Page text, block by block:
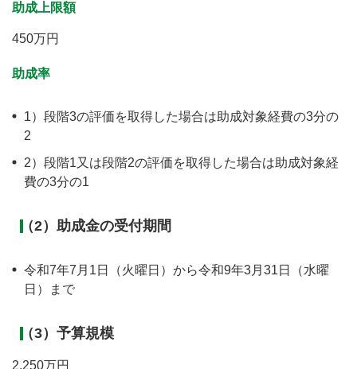
助成上限額
450万円
助成率
1）段階3の評価を取得した場合は助成対象経費の3分の
2
2）段階1又は段階2の評価を取得した場合は助成対象経
費の3分の1
（2）助成金の受付期間
令和7年7月1日（火曜日）から令和9年3月31日（水曜
日）まで
（3）予算規模
2,250万円